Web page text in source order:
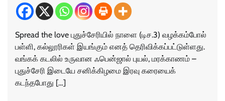
Spread the love புதுச்சேரியில் நாளை (டிச.3) வழக்கம்போல்
பள்ளி, கல்லூரிகள் இயங்கும் எனத் தெரிவிக்கப்பட்டுள்ளது.
வங்கக் கடலில் உருவான ஃபென்ஜால் புயல், மரக்காணம் –
புதுச்சேரி இடையே சனிக்கிழமை இரவு கரையைக்
கடந்தபோது […]